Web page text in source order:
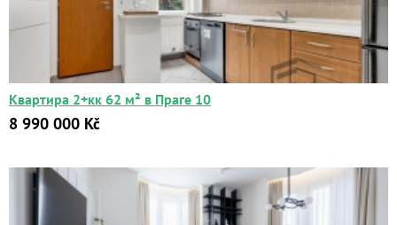
Квартира 2+кк 62 м² в Праге 10
8 990 000 Kč